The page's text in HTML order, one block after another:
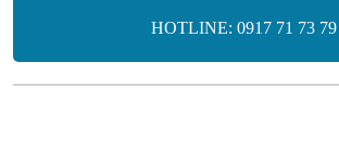
HOTLINE: 0917 71 73 79